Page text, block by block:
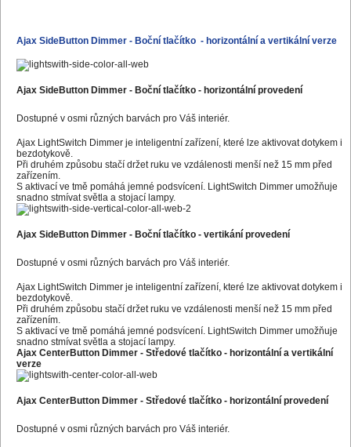
Ajax SideButton Dimmer - Boční tlačítko - horizontální a vertikální verze
Ajax SideButton Dimmer - Boční tlačítko - horizontální provedení
Dostupné v osmi různých barvách pro Váš interiér.
Ajax LightSwitch Dimmer je inteligentní zařízení, které lze aktivovat dotykem i
bezdotykově.
Při druhém způsobu stačí držet ruku ve vzdálenosti menší než 15 mm před
zařízením.
S aktivací ve tmě pomáhá jemné podsvícení. LightSwitch Dimmer umožňuje
snadno stmívat světla a stojací lampy.
Ajax SideButton Dimmer - Boční tlačítko - vertikání provedení
Dostupné v osmi různých barvách pro Váš interiér.
Ajax LightSwitch Dimmer je inteligentní zařízení, které lze aktivovat dotykem i
bezdotykově.
Při druhém způsobu stačí držet ruku ve vzdálenosti menší než 15 mm před
zařízením.
S aktivací ve tmě pomáhá jemné podsvícení. LightSwitch Dimmer umožňuje
snadno stmívat světla a stojací lampy.
Ajax CenterButton Dimmer - Středové tlačítko - horizontální a vertikální
verze
Ajax CenterButton Dimmer - Středové tlačítko - horizontální provedení
Dostupné v osmi různých barvách pro Váš interiér.